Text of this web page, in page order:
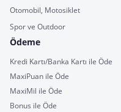
Otomobil, Motosiklet
Spor ve Outdoor
Ödeme
Kredi Kartı/Banka Kartı ile Öde
MaxiPuan ile Öde
MaxiMil ile Öde
Bonus ile Öde